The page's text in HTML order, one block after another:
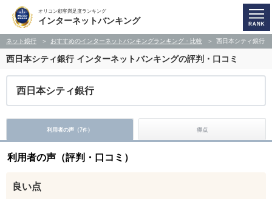
オリコン顧客満足度ランキング
インターネットバンキング
ネット銀行 おすすめのインターネットバンキングランキング・比較 西日本シティ銀行
西日本シティ銀行インターネットバンキングの評判・口コミ
西日本シティ銀行
利用者の声（7件） 得点
利用者の声（評判・口コミ）
良い点